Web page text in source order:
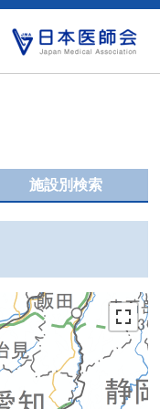
施設別検索